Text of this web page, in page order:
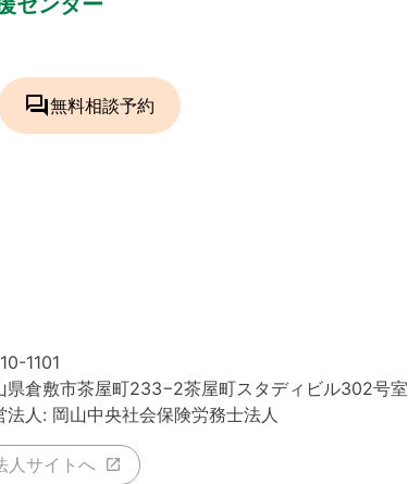
forum無料相談予約
1101
県倉敷市茶屋町233−2茶屋町スタディビル302号室
法人: 岡山中央社会保険労務士法人
人サイトへ